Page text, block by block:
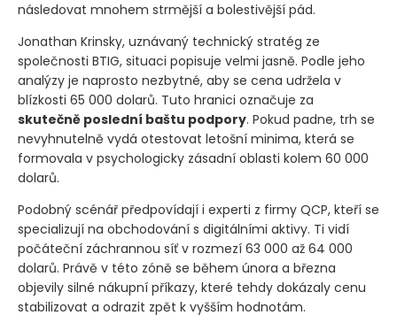
následovat mnohem strmější a bolestivější pád.
Jonathan Krinsky, uznávaný technický stratég ze
společnosti BTIG, situaci popisuje velmi jasně. Podle jeho
analýzy je naprosto nezbytné, aby se cena udržela v
blízkosti 65 000 dolarů. Tuto hranici označuje za
skutečně poslední baštu podpory. Pokud padne, trh se
nevyhnutelně vydá otestovat letošní minima, která se
formovala v psychologicky zásadní oblasti kolem 60 000
dolarů.
Podobný scénář předpovídají i experti z firmy QCP, kteří se
specializují na obchodování s digitálními aktivy. Ti vidí
počáteční záchrannou síť v rozmezí 63 000 až 64 000
dolarů. Právě v této zóně se během února a března
objevily silné nákupní příkazy, které tehdy dokázaly cenu
stabilizovat a odrazit zpět k vyšším hodnotám.